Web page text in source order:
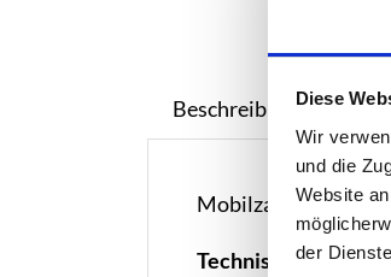
Diese
Wir
und die
Website
der
Beschreibung
Mobilzaun Lauftor,
Technische Daten